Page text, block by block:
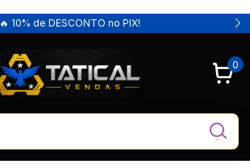
🔥 10% de DESCONTO no PIX!
0